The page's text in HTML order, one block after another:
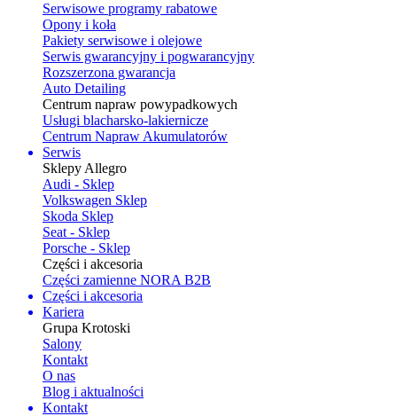
Serwisowe programy rabatowe
Opony i koła
Pakiety serwisowe i olejowe
Serwis gwarancyjny i pogwarancyjny
Rozszerzona gwarancja
Auto Detailing
Centrum napraw powypadkowych
Usługi blacharsko-lakiernicze
Centrum Napraw Akumulatorów
Serwis
Sklepy Allegro
Audi - Sklep
Volkswagen Sklep
Skoda Sklep
Seat - Sklep
Porsche - Sklep
Części i akcesoria
Części zamienne NORA B2B
Części i akcesoria
Kariera
Grupa Krotoski
Salony
Kontakt
O nas
Blog i aktualności
Kontakt